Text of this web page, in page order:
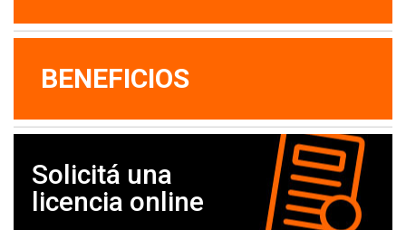
BENEFICIOS
Solicitá una
licencia online